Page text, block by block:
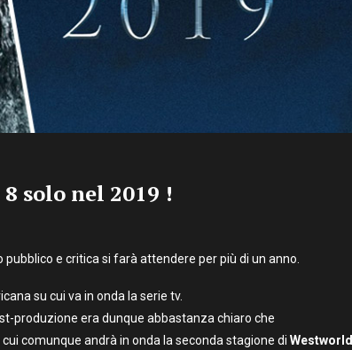
solo nel 2019 !
pubblico e critica si farà attendere per più di un anno.
su cui va in onda la serie tv.
produzione era dunque abbastanza chiaro che
comunque andrà in onda la seconda stagione di Westworld